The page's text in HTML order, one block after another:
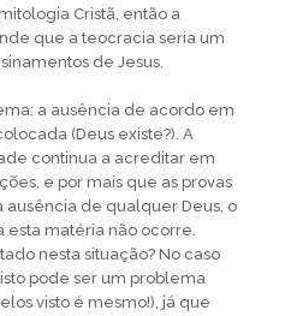
Cristã, então a
que a teocracia seria um
de Jesus.
a ausência de acordo em
(Deus existe?). A
continua a acreditar em
e por mais que as provas
ausência de qualquer Deus, o
esta matéria não ocorre.
nesta situação? No caso
pode ser um problema
visto é mesmo!), já que